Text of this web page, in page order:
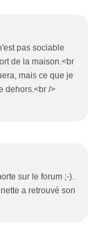
pas sociable
de la maison.<br
mais ce que je
dehors.<br />
sur le forum ;-).
a retrouvé son